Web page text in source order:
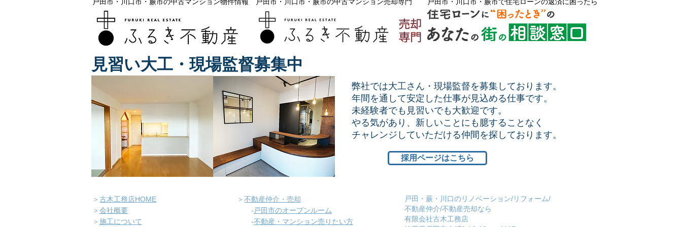
戸田市・川口市・蕨市の中古マンション物件情報 戸田市・川口市・蕨市の中古マンション売却専門 戸田市・川口市・蕨市で住宅ローンの返済に困ったら
見習い大工・現場監督募集中
弊社では大工さん・現場監督を募集しております。
年間を通して安定した仕事が見込める仕事です。
未経験者でも見習いでも大歓迎です。
やる気があり、新しいことにも臆することなく
​チャレンジしていただける仲間を探しております。
採用ページはこちら
＞ 古木工務店HOME
＞ 会社概要
＞ 施工について
＞ 不動産仲介・売却
-戸田市のオープンルーム
-不動産・マンション売りたい方
戸田・蕨・川口のリノベーション/リフォーム/
不動産仲介/不動産売却なら
有限会社古木工務店